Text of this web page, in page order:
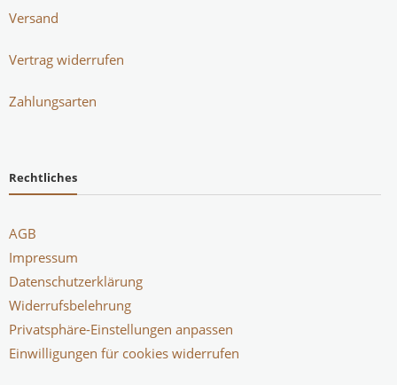
Versand
Vertrag widerrufen
Zahlungsarten
Rechtliches
AGB
Impressum
Datenschutzerklärung
Widerrufsbelehrung
Privatsphäre-Einstellungen anpassen
Einwilligungen für cookies widerrufen